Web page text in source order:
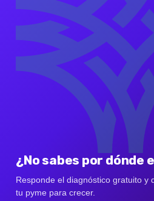
¿No sabes por dónde
Responde el diagnóstico gratuito y
tu pyme para crecer.